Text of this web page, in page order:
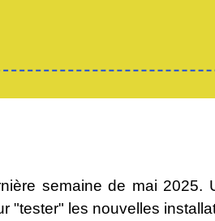
semaine de mai 2025.
"tester" les nouvelles